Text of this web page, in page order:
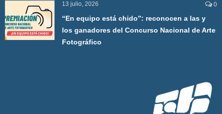
13 julio, 2026 0
“En equipo está chido”: reconocen a las y
los ganadores del Concurso Nacional de Arte
Fotográfico